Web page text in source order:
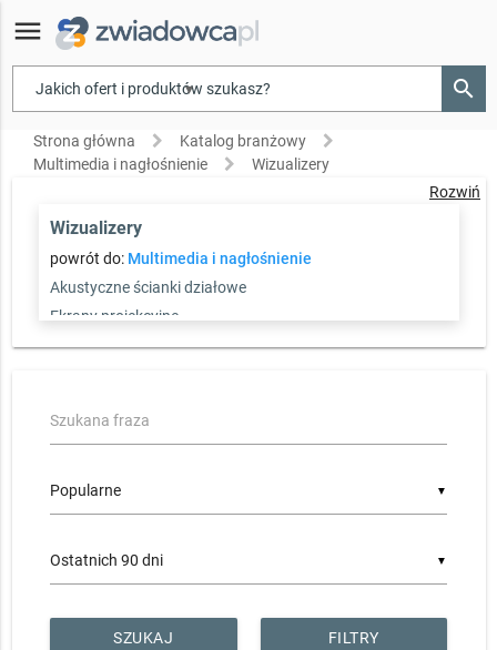
menu
▾ search
Strona główna
Katalog branżowy
Multimedia i nagłośnienie
Wizualizery
Rozwiń
Wizualizery
powrót do: Multimedia i nagłośnienie
Akustyczne ścianki działowe
Ekrany projekcyjne
Dźwiękowe systemy
Monitory interaktywne
Monitory plazmowe
Projektory multimedialne
Pozostałe
Szukana fraza
▼
▼
FILTRY